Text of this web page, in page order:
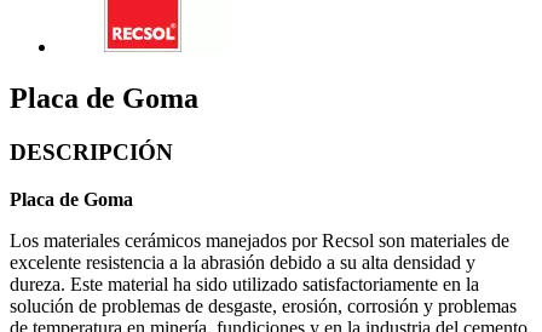
Placa de Goma
DESCRIPCIÓN
Placa de Goma
Los materiales cerámicos manejados por Recsol son materiales de
excelente resistencia a la abrasión debido a su alta densidad y
dureza. Este material ha sido utilizado satisfactoriamente en la
solución de problemas de desgaste, erosión, corrosión y problemas
de temperatura en minería, fundiciones y en la industria del cemento.